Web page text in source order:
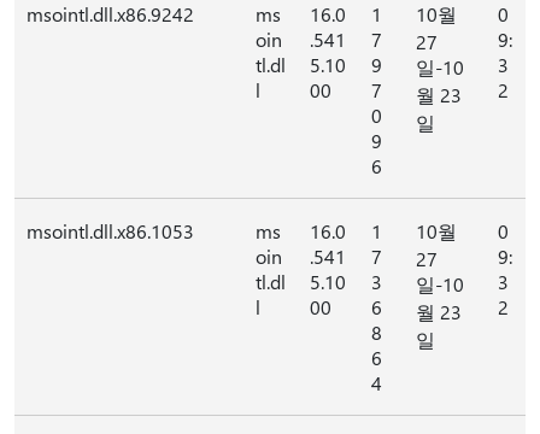
msointl.dll.x86.9242
ms
oin
tl.dl
l
16.0
.541
5.10
00
1
7
9
7
0
9
6
10월
27
일-10
월 23
일
0
9:
3
2
msointl.dll.x86.1053
ms
oin
tl.dl
l
16.0
.541
5.10
00
1
7
3
6
8
6
4
10월
27
일-10
월 23
일
0
9:
3
2